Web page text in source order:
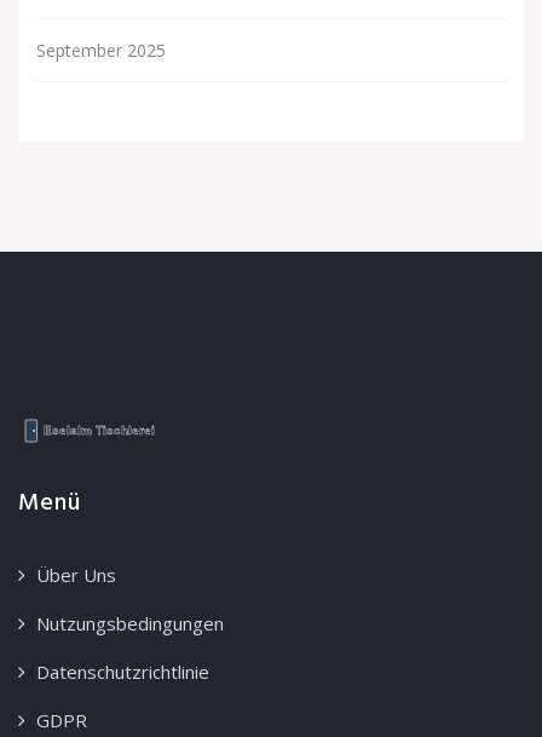
September 2025
Menü
Über Uns
Nutzungsbedingungen
Datenschutzrichtlinie
GDPR